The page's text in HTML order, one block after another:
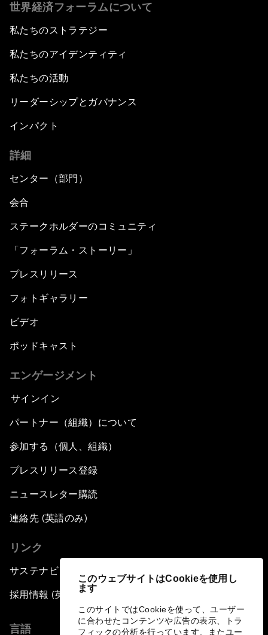
このウェブサイトはCookieを使用し
ます
このサイトではCookieを使って、ユーザー
に合わせたコンテンツや広告の表示、トラ
フィックの分析を行っています。またユー
世界経済フォーラムについて
私たちのストラテジー
私たちのアイデンティティ
私たちの活動
リーダーシップとガバナンス
インパクト
詳細
センター（部門）
会合
ステークホルダーのコミュニティ
「フォーラム・ストーリー」
プレスリリース
フォトギャラリー
ビデオ
ポッドキャスト
エンゲージメント
サインイン
パートナー（組織）について
参加する（個人、組織）
プレスリリース登録
ニュースレター購読
連絡先 (英語のみ)
リンク
サステナビリティへの取り組み
採用情報 (英語のみ)
言語